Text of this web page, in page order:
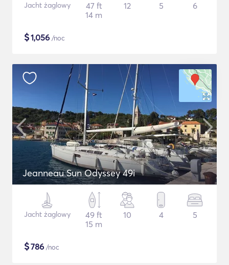
Jacht żaglowy
47 ft
14 m
12 5 6
$1,056 /noc
Jeanneau Sun Odyssey 49i
Jacht żaglowy
49 ft
15 m
10 4 5
$786 /noc